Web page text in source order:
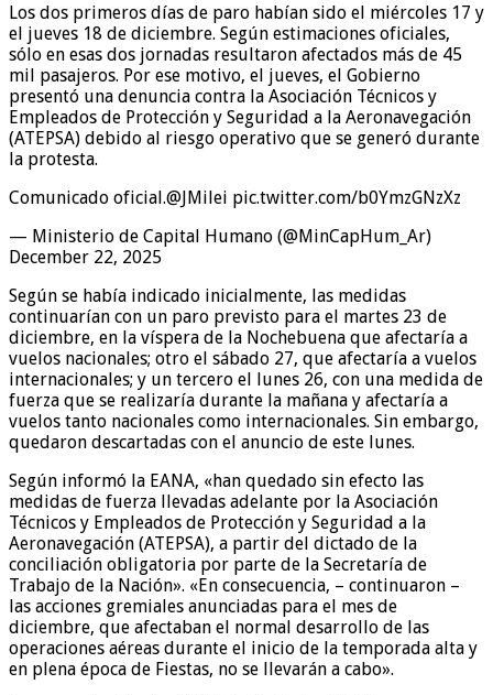
Los dos primeros días de paro habían sido el miércoles 17 y
el jueves 18 de diciembre. Según estimaciones oficiales,
sólo en esas dos jornadas resultaron afectados más de 45
mil pasajeros. Por ese motivo, el jueves, el Gobierno
presentó una denuncia contra la Asociación Técnicos y
Empleados de Protección y Seguridad a la Aeronavegación
(ATEPSA) debido al riesgo operativo que se generó durante
la protesta.
Comunicado oficial.@JMilei pic.twitter.com/b0YmzGNzXz
— Ministerio de Capital Humano (@MinCapHum_Ar)
December 22, 2025
Según se había indicado inicialmente, las medidas
continuarían con un paro previsto para el martes 23 de
diciembre, en la víspera de la Nochebuena que afectaría a
vuelos nacionales; otro el sábado 27, que afectaría a vuelos
internacionales; y un tercero el lunes 26, con una medida de
fuerza que se realizaría durante la mañana y afectaría a
vuelos tanto nacionales como internacionales. Sin embargo,
quedaron descartadas con el anuncio de este lunes.
Según informó la EANA, «han quedado sin efecto las
medidas de fuerza llevadas adelante por la Asociación
Técnicos y Empleados de Protección y Seguridad a la
Aeronavegación (ATEPSA), a partir del dictado de la
conciliación obligatoria por parte de la Secretaría de
Trabajo de la Nación». «En consecuencia, – continuaron –
las acciones gremiales anunciadas para el mes de
diciembre, que afectaban el normal desarrollo de las
operaciones aéreas durante el inicio de la temporada alta y
en plena época de Fiestas, no se llevarán a cabo».